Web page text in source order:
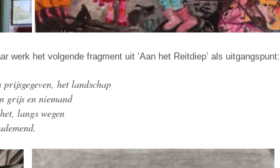
werk het volgende fragment uit ‘Aan het Reitdiep’ als uitgangspunt:
prijsgegeven, het landschap
grijs en niemand
langs wegen